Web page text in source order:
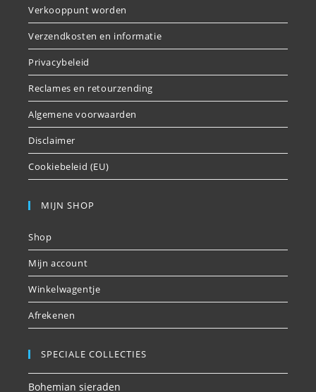
Verkooppunt worden
Verzendkosten en informatie
Privacybeleid
Reclames en retourzending
Algemene voorwaarden
Disclaimer
Cookiebeleid (EU)
MIJN SHOP
Shop
Mijn account
Winkelwagentje
Afrekenen
SPECIALE COLLECTIES
Bohemian sieraden